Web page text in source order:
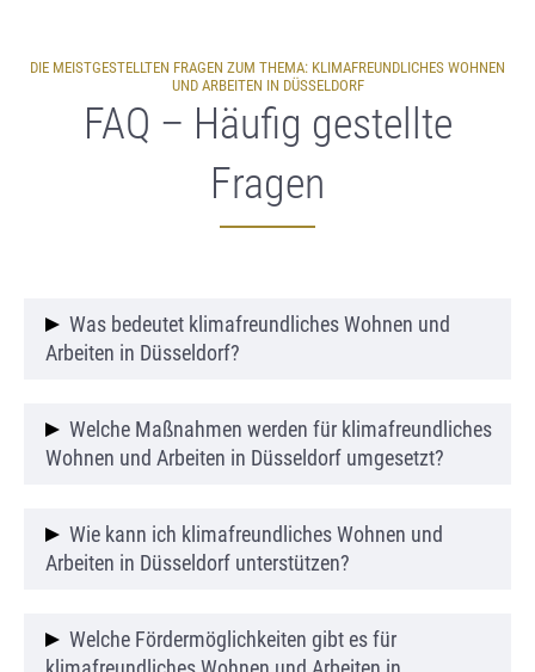
DIE MEISTGESTELLTEN FRAGEN ZUM THEMA: KLIMAFREUNDLICHES WOHNEN
UND ARBEITEN IN DÜSSELDORF
FAQ – Häufig gestellte
Fragen
Was bedeutet klimafreundliches Wohnen und
Arbeiten in Düsseldorf?
Klimafreundliches Wohnen und Arbeiten in
Düsseldorf umfasst nachhaltige Maßnahmen,
energieeffiziente Gebäude, erneuerbare
Energien und umweltfreundliche
Welche Maßnahmen werden für klimafreundliches
Wohnen und Arbeiten in Düsseldorf umgesetzt?
Maßnahmen für klimafreundliches Wohnen und
Arbeiten in Düsseldorf beinhalten den Ausbau
energieeffiziente Bauprojekte sowie die
Unterstützung von Unternehmen bei der
Wie kann ich klimafreundliches Wohnen und
Arbeiten in Düsseldorf unterstützen?
Sie können klimafreundliches Wohnen und
Arbeiten in Düsseldorf unterstützen, indem Sie
Welche Fördermöglichkeiten gibt es für